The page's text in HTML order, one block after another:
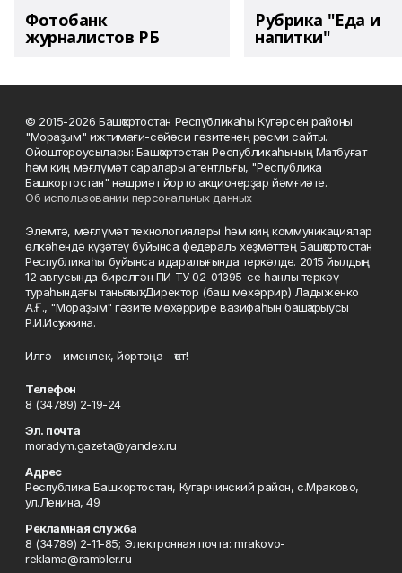
Фотобанк
журналистов РБ
Рубрика "Еда и
напитки"
© 2015-2026 Башҡортостан Республикаһы Күгәрсен районы
"Мораҙым" ижтимағи-сәйәси гәзитенең рәсми сайты.
Ойоштороусылары: Башҡортостан Республикаһының Матбуғат
һәм киң мәғлүмәт саралары агентлығы, "Республика
Башкортостан" нәшриәт йорто акционерҙар йәмғиәте.
Об использовании персональных данных
Элемтә, мәғлүмәт технологиялары һәм киң коммуникациялар
өлкәһендә күҙәтеү буйынса федераль хеҙмәттең Башҡортостан
Республикаһы буйынса идаралығында теркәлде. 2015 йылдың
12 авгусында бирелгән ПИ ТУ 02-01395-се һанлы теркәү
тураһындағы таныҡлыҡ. Директор (баш мөхәррир) Ладыженко
А.Ғ., "Мораҙым" гәзите мөхәррире вазифаһын башҡарыусы
Р.И.Исҡужина.
Илгә - именлек, йортоңа - ҡот!
Телефон
8 (34789) 2-19-24
Эл. почта
moradym.gazeta@yandex.ru
Адрес
Республика Башкортостан, Кугарчинский район, с.Мраково,
ул.Ленина, 49
Рекламная служба
8 (34789) 2-11-85; Электронная почта: mrakovo-
reklama@rambler.ru